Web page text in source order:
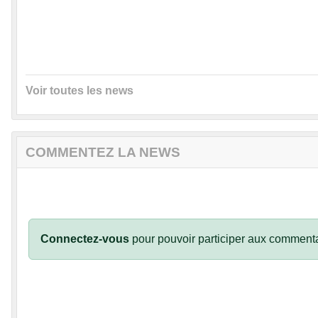
Voir toutes les news
COMMENTEZ LA NEWS
Connectez-vous pour pouvoir participer aux